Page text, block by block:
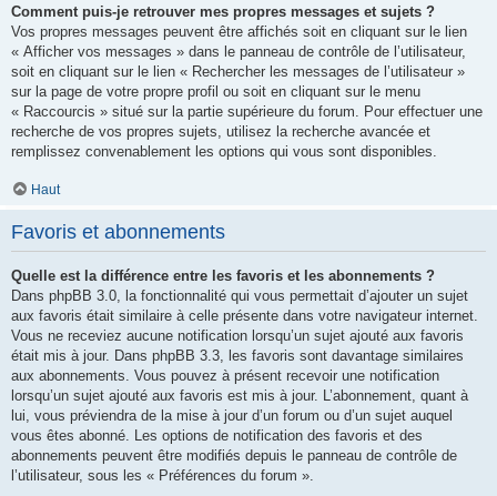
Comment puis-je retrouver mes propres messages et sujets ?
Vos propres messages peuvent être affichés soit en cliquant sur le lien
« Afficher vos messages » dans le panneau de contrôle de l’utilisateur,
soit en cliquant sur le lien « Rechercher les messages de l’utilisateur »
sur la page de votre propre profil ou soit en cliquant sur le menu
« Raccourcis » situé sur la partie supérieure du forum. Pour effectuer une
recherche de vos propres sujets, utilisez la recherche avancée et
remplissez convenablement les options qui vous sont disponibles.
Haut
Favoris et abonnements
Quelle est la différence entre les favoris et les abonnements ?
Dans phpBB 3.0, la fonctionnalité qui vous permettait d’ajouter un sujet
aux favoris était similaire à celle présente dans votre navigateur internet.
Vous ne receviez aucune notification lorsqu’un sujet ajouté aux favoris
était mis à jour. Dans phpBB 3.3, les favoris sont davantage similaires
aux abonnements. Vous pouvez à présent recevoir une notification
lorsqu’un sujet ajouté aux favoris est mis à jour. L’abonnement, quant à
lui, vous préviendra de la mise à jour d’un forum ou d’un sujet auquel
vous êtes abonné. Les options de notification des favoris et des
abonnements peuvent être modifiés depuis le panneau de contrôle de
l’utilisateur, sous les « Préférences du forum ».